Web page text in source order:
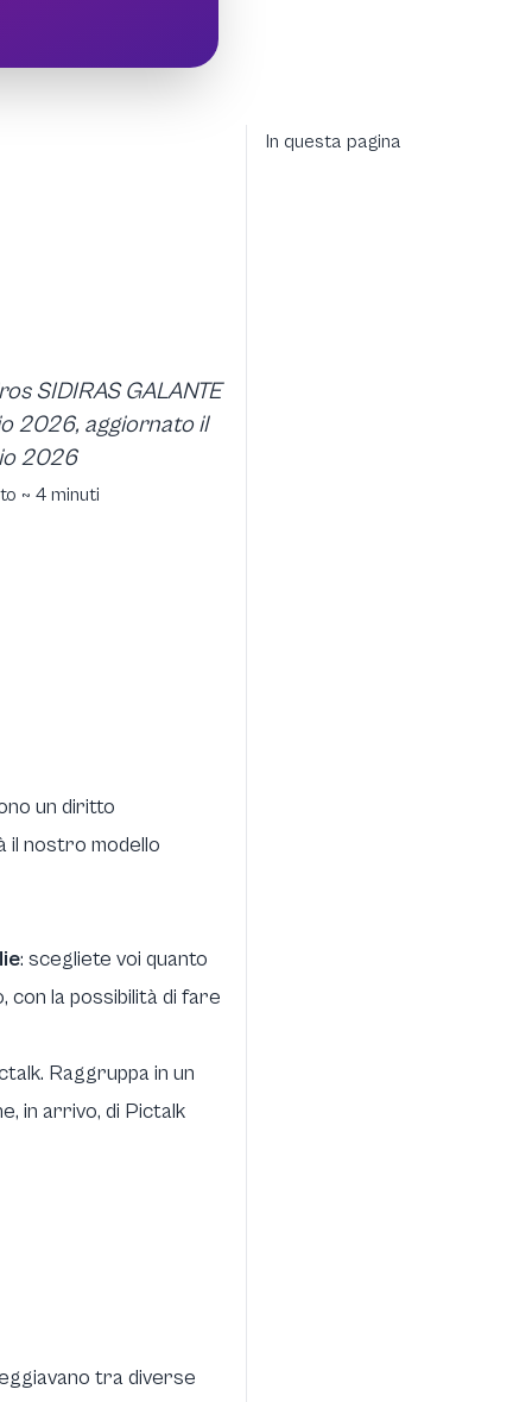
SIDIRAS GALANTE
2026, aggiornato il
2026
~ 4 minuti
un diritto
il nostro modello
: scegliete voi quanto
con la possibilità di fare
Raggruppa in un
in arrivo, di Pictalk
tra diverse
In questa pagina